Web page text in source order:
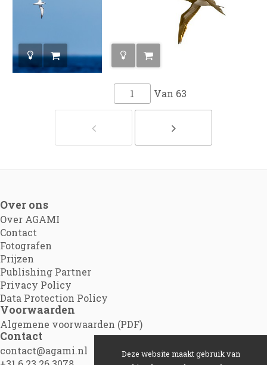
Van 63
Over ons
Over AGAMI
Contact
Fotografen
Prijzen
Publishing Partner
Privacy Policy
Data Protection Policy
Voorwaarden
Algemene voorwaarden (PDF)
Contact
contact@agami.nl
Deze website maakt gebruik van